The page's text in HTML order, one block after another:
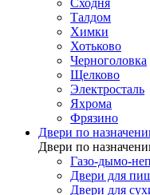
Сходня
Талдом
Химки
Хотьково
Черноголовка
Щелково
Электросталь
Яхрома
Фрязино
Двери по
Двери по
Газо-дымо-
Двери для
Двери для